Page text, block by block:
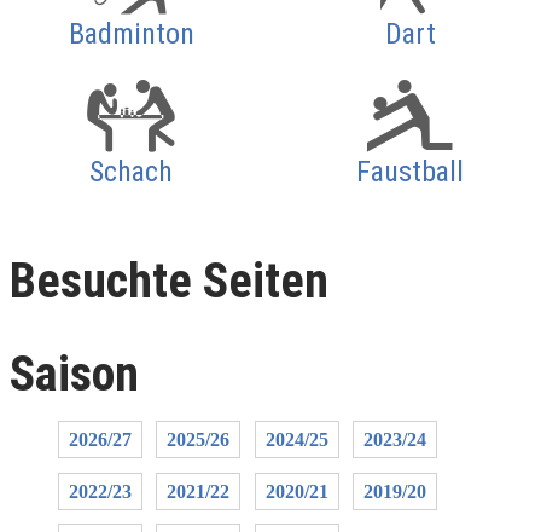
Badminton Dart
Schach Faustball
Besuchte Seiten
Saison
2026/27 2025/26 2024/25 2023/24
2022/23 2021/22 2020/21 2019/20